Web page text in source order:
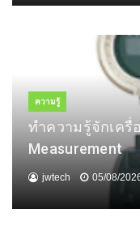
ความรู้
ทำความรู้จักเครื่
Measurement
jwtech 05/08/